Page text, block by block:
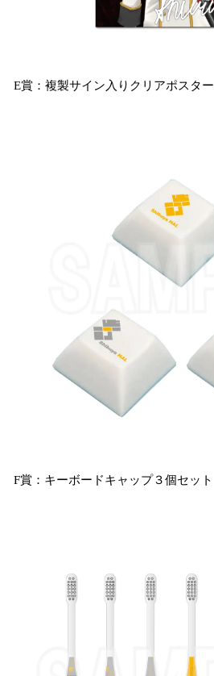
E賞：複製サイン入りクリアポスター
F賞：キーボードキャップ３個セット